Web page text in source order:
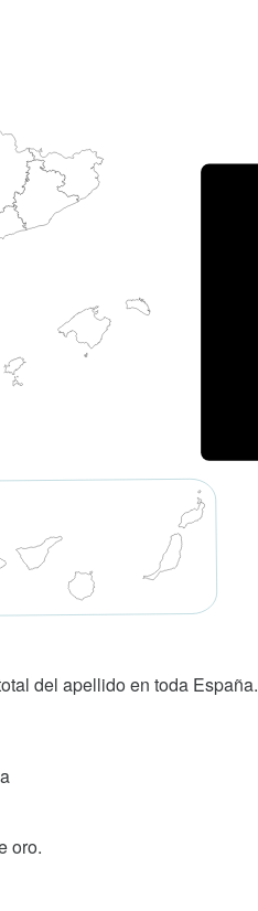
del apellido en toda España.
oro.